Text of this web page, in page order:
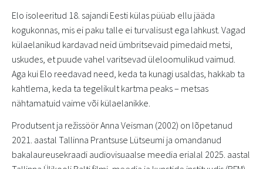
Elo isoleeritud 18. sajandi Eesti külas püüab ellu jääda
kogukonnas, mis ei paku talle ei turvalisust ega lahkust. Vagad
külaelanikud kardavad neid ümbritsevaid pimedaid metsi,
uskudes, et puude vahel varitsevad üleloomulikud vaimud.
Aga kui Elo reedavad need, keda ta kunagi usaldas, hakkab ta
kahtlema, keda ta tegelikult kartma peaks – metsas
nähtamatuid vaime või külaelanikke.
Produtsent ja režissöör Anna Veisman (2002) on lõpetanud
2021. aastal Tallinna Prantsuse Lütseumi ja omandanud
bakalaureusekraadi audiovisuaalse meedia erialal 2025. aastal